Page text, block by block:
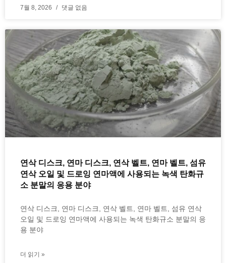
7월 8, 2026 댓글 없음
연삭 디스크, 연마 디스크, 연삭 벨트, 연마 벨트, 섬유
연삭 오일 및 드로잉 연마액에 사용되는 녹색 탄화규
소 분말의 응용 분야
연삭 디스크, 연마 디스크, 연삭 벨트, 연마 벨트, 섬유 연삭
오일 및 드로잉 연마액에 사용되는 녹색 탄화규소 분말의 응
용 분야
더 읽기 »